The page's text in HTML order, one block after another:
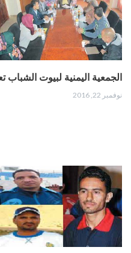
الجمعية اليمنية لبيوت الشباب
نوفمبر 22, 2016